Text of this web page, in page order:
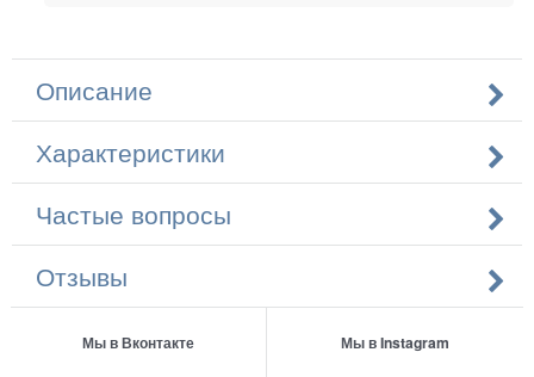
Описание
Характеристики
Частые вопросы
Отзывы
Мы в Вконтакте Мы в Instagram